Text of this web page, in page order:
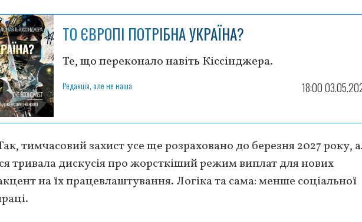
ТО ЄВРОПІ ПОТРІБНА УКРАЇНА?
Те, що переконало навіть Кіссінджера.
Редакція, але не наша 18:00
тимчасовий захист усе ще розраховано до березня 2027 року,
тривала дискусія про жорсткіший режим виплат для нових
на їх працевлаштування. Логіка та сама: менше соціальної